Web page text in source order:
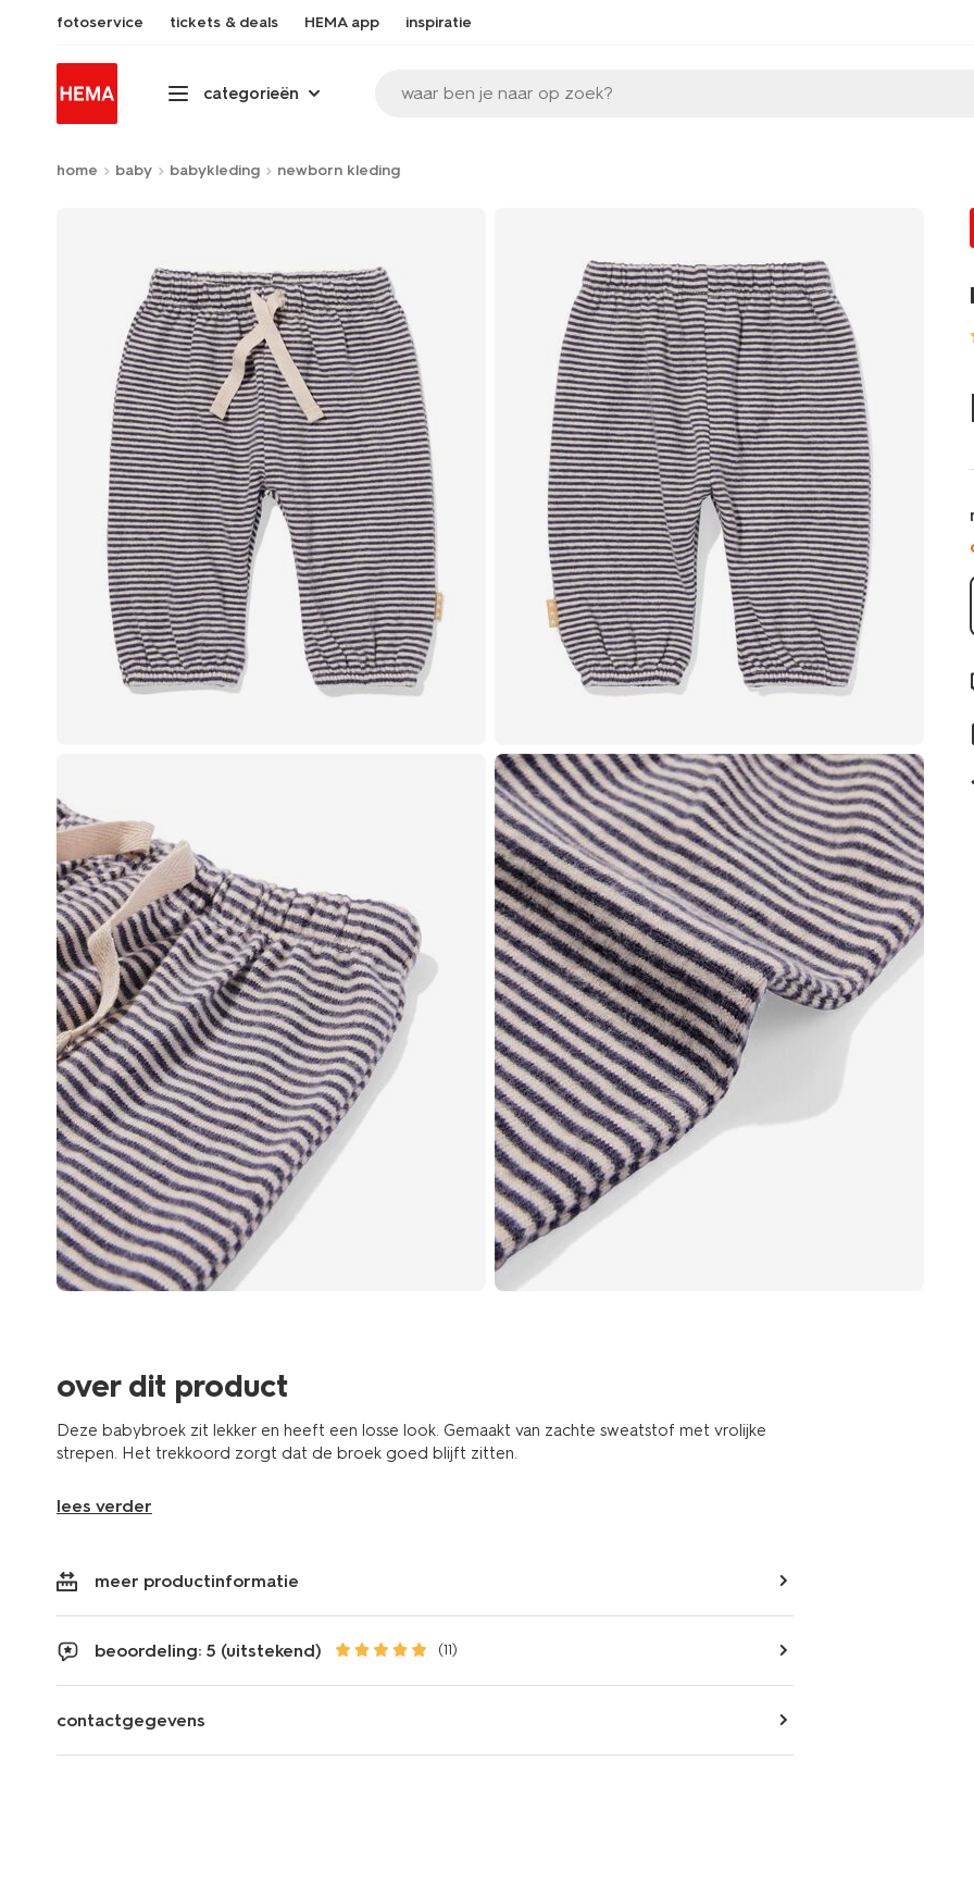
fotoservice tickets & deals HEMA app inspiratie
categorieën waar ben je naar op zoek?
home baby babykleding newborn kleding
over dit product
Deze babybroek zit lekker en heeft een losse look. Gemaakt van zachte sweatstof met vrolijke
strepen. Het trekkoord zorgt dat de broek goed blijft zitten.
lees verder
meer productinformatie
beoordeling: 5 (uitstekend) (11)
contactgegevens